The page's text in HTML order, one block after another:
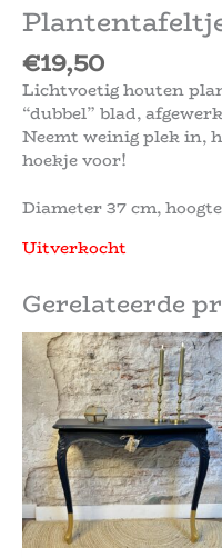
€19,50
Lichtvoetig houten
“dubbel” blad,
Neemt weinig plek in,
hoekje voor!
Diameter 37 cm,
Uitverkocht
Gerelateerde